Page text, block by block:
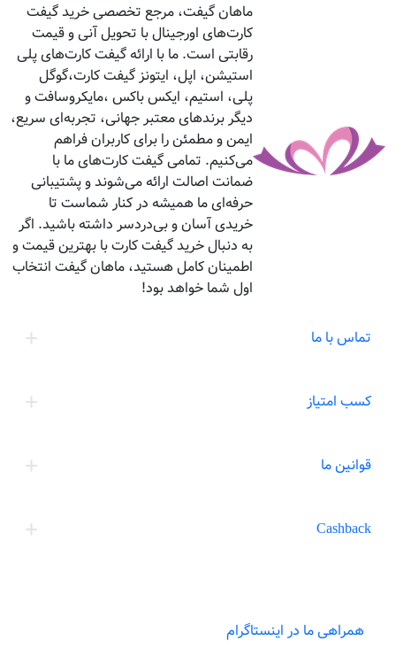
تماس با ما
کسب امتیاز
قوانین ما
Cashback
ماهان گیفت، مرجع تخصصی خرید گیفت
کارت‌های اورجینال با تحویل آنی و قیمت
رقابتی است. ما با ارائه گیفت کارت‌های پلی
استیشن، اپل، ایتونز گیفت کارت،گوگل
پلی، استیم، ایکس باکس ،مایکروسافت و
دیگر برندهای معتبر جهانی، تجربه‌ای سریع،
ایمن و مطمئن را برای کاربران فراهم
می‌کنیم. تمامی گیفت کارت‌های ما با
ضمانت اصالت ارائه می‌شوند و پشتیبانی
حرفه‌ای ما همیشه در کنار شماست تا
خریدی آسان و بی‌دردسر داشته باشید. اگر
به دنبال خرید گیفت کارت با بهترین قیمت و
اطمینان کامل هستید، ماهان گیفت انتخاب
اول شما خواهد بود!
همراهی ما در اینستاگرام